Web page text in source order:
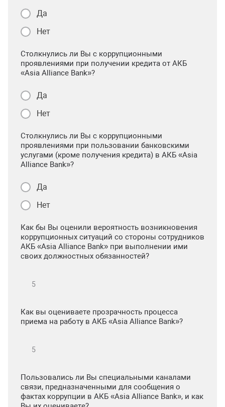
Да
Нет
Столкнулись ли Вы с коррупционными
проявлениями при получении кредита от АКБ
«Asia Alliance Bank»?
Да
Нет
Столкнулись ли Вы с коррупционными
проявлениями при пользовании банковскими
услугами (кроме получения кредита) в АКБ «Asia
Alliance Bank»?
Да
Нет
Как бы Вы оценили вероятность возникновения
коррупционных ситуаций со стороны сотрудников
АКБ «Asia Alliance Bank» при выполнении ими
своих должностных обязанностей?
Как вы оцениваете прозрачность процесса
приема на работу в АКБ «Asia Alliance Bank»?
Пользовались ли Вы специальными каналами
связи, предназначенными для сообщения о
фактах коррупции в АКБ «Asia Alliance Bank», и как